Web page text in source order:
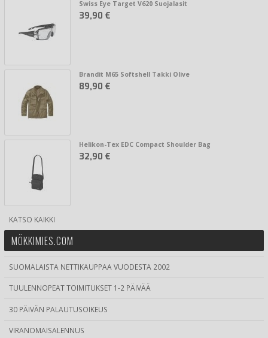
Swiss Eye Target V620 Suojalasit
39,90 €
Brandit M65 Softshell Takki Olive
89,90 €
Helikon-Tex EDC Compact Shoulder Bag
32,90 €
KATSO KAIKKI
MÖKKIMIES.COM
SUOMALAISTA NETTIKAUPPAA VUODESTA 2002
TUULENNOPEAT TOIMITUKSET 1-2 PÄIVÄÄ
30 PÄIVÄN PALAUTUSOIKEUS
VIRANOMAISALENNUS